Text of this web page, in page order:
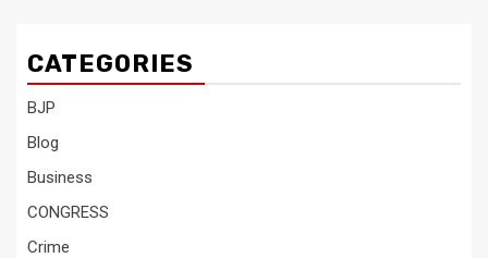
CATEGORIES
BJP
Blog
Business
CONGRESS
Crime